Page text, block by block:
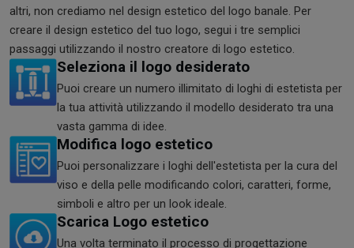
altri, non crediamo nel design estetico del logo banale. Per
creare il design estetico del tuo logo, segui i tre semplici
passaggi utilizzando il nostro creatore di logo estetico.
Seleziona il logo desiderato
Puoi creare un numero illimitato di loghi di estetista per
la tua attività utilizzando il modello desiderato tra una
vasta gamma di idee.
Modifica logo estetico
Puoi personalizzare i loghi dell'estetista per la cura del
viso e della pelle modificando colori, caratteri, forme,
simboli e altro per un look ideale.
Scarica Logo estetico
Una volta terminato il processo di progettazione